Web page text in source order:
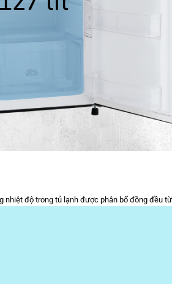
nhiệt độ trong tủ lạnh được phân bố đồng